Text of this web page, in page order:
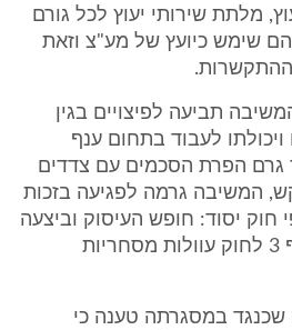
היעוץ, מלתת שירותי יעוץ לכל גורם
שימש כיועץ של מע"צ וזאת
תביעה לפיצויים בגין
לעבוד בתחום ענף
גרם הפרת הסכמים עם צדדים
המשיבה גרמה לפגיעה בזכות
חוק יסוד: חופש העיסוק וביצעה
כלפיו עוולה על פי סעיף 3 לחוק עוולות מסחריות
במסגרתה טענה כי